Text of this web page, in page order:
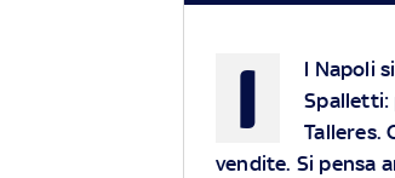
I
l Napoli
Spalletti:
Talleres.
vendite. Si pensa